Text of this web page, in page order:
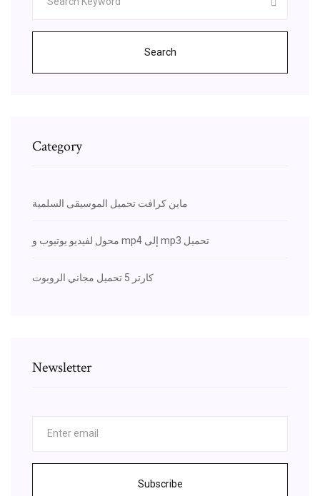
Search
Category
ماين كرافت تحميل الموسيقى السلمية
محول لفيديو يوتيوب و mp4 إلى mp3 تحميل
كارتر 5 تحميل مجاني الروبوت
Newsletter
Subscribe